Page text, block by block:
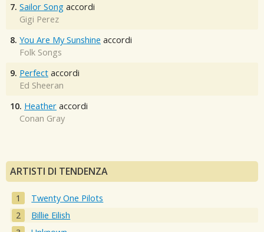
7. Sailor Song accordi
Gigi Perez
8. You Are My Sunshine accordi
Folk Songs
9. Perfect accordi
Ed Sheeran
10. Heather accordi
Conan Gray
ARTISTI DI TENDENZA
Twenty One Pilots
Billie Eilish